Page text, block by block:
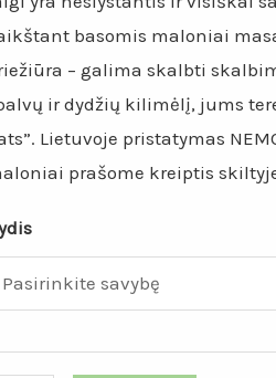
basomis maloniai
– galima skalbti
ir dydžių kilimėlį, jums
Lietuvoje pristatymas
prašome kreiptis